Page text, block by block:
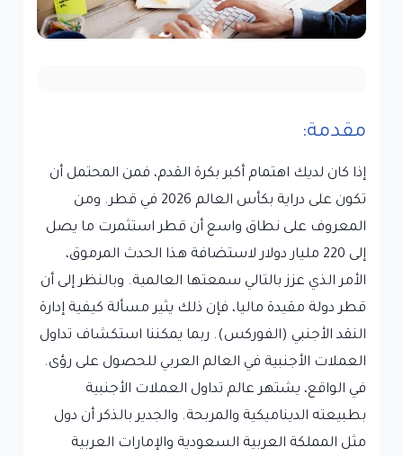
مقدمة:
إذا كان لديك اهتمام أكبر بكرة القدم، فمن المحتمل أن
تكون على دراية بكأس العالم 2026 في قطر. ومن
المعروف على نطاق واسع أن قطر استثمرت ما يصل
إلى 220 مليار دولار لاستضافة هذا الحدث المرموق،
الأمر الذي عزز بالتالي سمعتها العالمية. وبالنظر إلى أن
قطر دولة مقيدة ماليا، فإن ذلك يثير مسألة كيفية إدارة
النقد الأجنبي (الفوركس). ربما يمكننا استكشاف تداول
العملات الأجنبية في العالم العربي للحصول على رؤى.
في الواقع، يشتهر عالم تداول العملات الأجنبية
بطبيعته الديناميكية والمربحة. والجدير بالذكر أن دول
مثل المملكة العربية السعودية والإمارات العربية